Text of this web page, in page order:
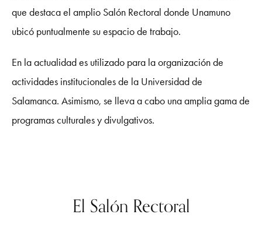
que destaca el amplio Salón Rectoral donde Unamuno
ubicó puntualmente su espacio de trabajo.
En la actualidad es utilizado para la organización de
actividades institucionales de la Universidad de
Salamanca. Asimismo, se lleva a cabo una amplia gama de
programas culturales y divulgativos.
El Salón Rectoral